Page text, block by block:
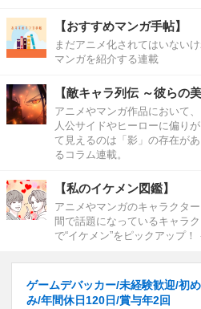
【おすすめマンガ手帖】
まだアニメ化されてはいない
マンガを紹介する連載
【敵キャラ列伝 ～彼らの
アニメやマンガ作品において
人公サイドやヒーローに偏り
て見えるのは「影」の存在が
るコラム連載。
【私のイケメン図鑑】
アニメやマンガのキャラクタ
間で話題になっているキャラ
で“イケメン”をピックアップ
ゲームデバッカー/未経験歓迎/初
み/年間休日120日/賞与年2回